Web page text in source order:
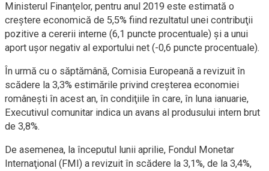
Ministerul Finanţelor, pentru anul 2019 este estimată o
creştere economică de 5,5% fiind rezultatul unei contribuţii
pozitive a cererii interne (6,1 puncte procentuale) şi a unui
aport uşor negativ al exportului net (-0,6 puncte procentuale).
În urmă cu o săptămână, Comisia Europeană a revizuit în
scădere la 3,3% estimările privind creşterea economiei
româneşti în acest an, în condiţiile în care, în luna ianuarie,
Executivul comunitar indica un avans al produsului intern brut
de 3,8%.
De asemenea, la începutul lunii aprilie, Fondul Monetar
Internaţional (FMI) a revizuit în scădere la 3,1%, de la 3,4%,